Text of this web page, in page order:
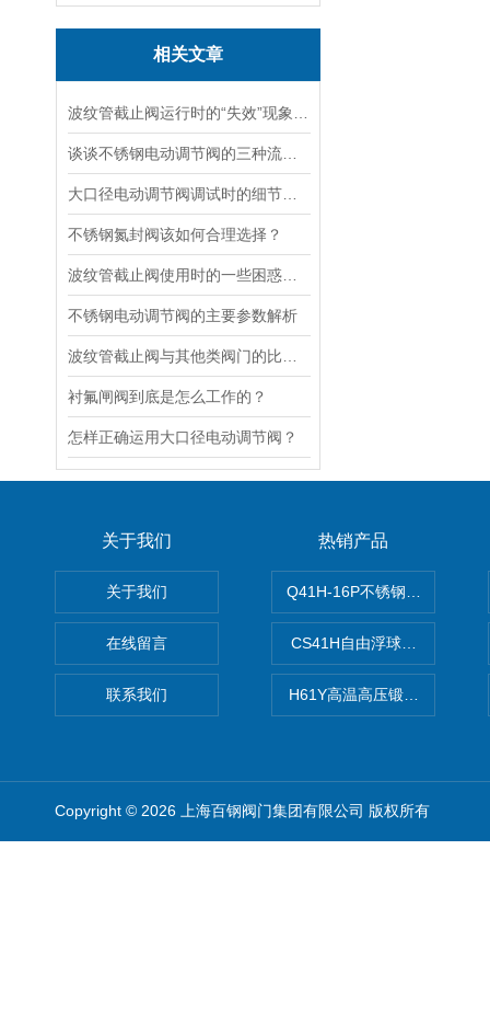
相关文章
不锈钢氮封阀该如何合理选择？
不锈钢电动调节阀的主要参数解析
衬氟闸阀到底是怎么工作的？
怎样正确运用大口径电动调节阀？
关于我们
关于我们
在线留言
联系我们
热销产品
Q41H-16P不锈钢硬密封球阀
CS41H自由浮球式蒸汽疏水
H61Y高温高压锻钢止回阀
Copyright © 2026 上海百钢阀门集团有限公司 版权所有